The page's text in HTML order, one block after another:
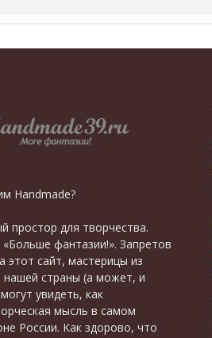
Handmade?
простор для творчества.
фантазии!». Запретов
этот сайт, мастерицы из
нашей страны (а может, и
увидеть, как
мысль в самом
России. Как здорово, что